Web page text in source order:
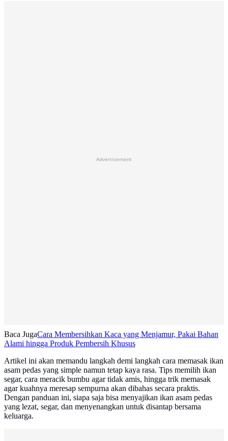
Advertisement
Baca JugaCara Membersihkan Kaca yang Menjamur, Pakai Bahan
Alami hingga Produk Pembersih Khusus
Artikel ini akan memandu langkah demi langkah cara memasak ikan
asam pedas yang simple namun tetap kaya rasa. Tips memilih ikan
segar, cara meracik bumbu agar tidak amis, hingga trik memasak
agar kuahnya meresap sempurna akan dibahas secara praktis.
Dengan panduan ini, siapa saja bisa menyajikan ikan asam pedas
yang lezat, segar, dan menyenangkan untuk disantap bersama
keluarga.